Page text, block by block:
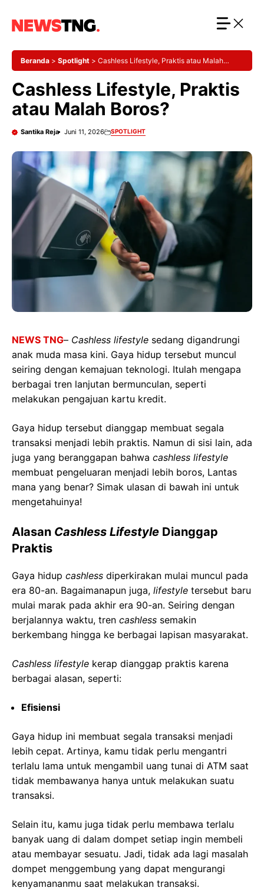
Beranda > Spotlight > Cashless Lifestyle, Praktis atau Malah
Cashless Lifestyle, Praktis
atau Malah Boros?
Santika Reja Juni 11, 2026 SPOTLIGHT
NEWS TNG– Cashless lifestyle sedang digandrungi
anak muda masa kini. Gaya hidup tersebut muncul
seiring dengan kemajuan teknologi. Itulah mengapa
berbagai tren lanjutan bermunculan, seperti
melakukan pengajuan kartu kredit.
Gaya hidup tersebut dianggap membuat segala
transaksi menjadi lebih praktis. Namun di sisi lain, ada
juga yang beranggapan bahwa cashless lifestyle
membuat pengeluaran menjadi lebih boros, Lantas
mana yang benar? Simak ulasan di bawah ini untuk
mengetahuinya!
Alasan Cashless Lifestyle Dianggap
Praktis
Gaya hidup cashless diperkirakan mulai muncul pada
era 80-an. Bagaimanapun juga, lifestyle tersebut baru
mulai marak pada akhir era 90-an. Seiring dengan
berjalannya waktu, tren cashless semakin
berkembang hingga ke berbagai lapisan masyarakat.
Cashless lifestyle kerap dianggap praktis karena
berbagai alasan, seperti:
Efisiensi
Gaya hidup ini membuat segala transaksi menjadi
lebih cepat. Artinya, kamu tidak perlu mengantri
terlalu lama untuk mengambil uang tunai di ATM saat
tidak membawanya hanya untuk melakukan suatu
transaksi.
Selain itu, kamu juga tidak perlu membawa terlalu
banyak uang di dalam dompet setiap ingin membeli
atau membayar sesuatu. Jadi, tidak ada lagi masalah
dompet menggembung yang dapat mengurangi
kenyamananmu saat melakukan transaksi.